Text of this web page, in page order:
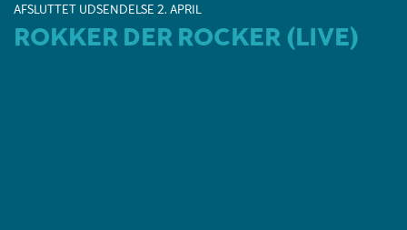
AFSLUTTET UDSENDELSE 2. APRIL
ROKKER DER ROCKER (LIVE)